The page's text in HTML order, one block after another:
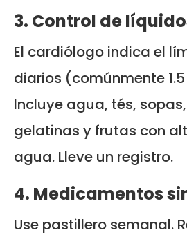
3. Control de
El cardiólogo indica el
diarios (comúnmente
Incluye agua, tés,
gelatinas y frutas con
agua. Lleve un registro.
4. Medicamentos
Use pastillero semanal.